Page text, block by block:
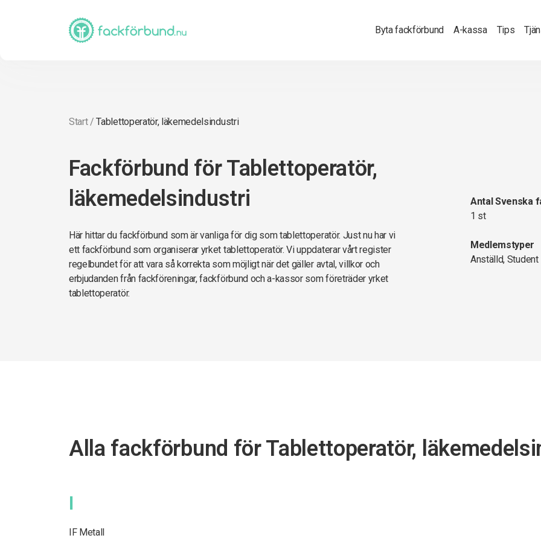
Byta fackförbund A-kassa Tips
Start/Tablettoperatör, läkemedelsindustri
Fackförbund för Tablettoperatör,
läkemedelsindustri
Här hittar du fackförbund som är vanliga för dig som tablettoperatör. Just nu har vi
ett fackförbund som organiserar yrket tablettoperatör. Vi uppdaterar vårt register
regelbundet för att vara så korrekta som möjligt när det gäller avtal, villkor och
erbjudanden från fackföreningar, fackförbund och a-kassor som företräder yrket
tablettoperatör.
Antal Svenska
1 st
Medlemstyper
Anställd, Student
Alla fackförbund för Tablettoperatör,
I
IF Metall